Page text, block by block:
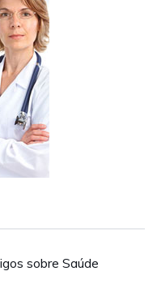
sobre Saúde